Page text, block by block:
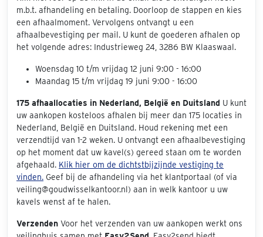
m.b.t. afhandeling en betaling. Doorloop de stappen en kies
een afhaalmoment. Vervolgens ontvangt u een
afhaalbevestiging per mail. U kunt de goederen afhalen op
het volgende adres: Industrieweg 24, 3286 BW Klaaswaal.
Woensdag 10 t/m vrijdag 12 juni 9:00 - 16:00
Maandag 15 t/m vrijdag 19 juni 9:00 - 16:00
175 afhaallocaties in Nederland, België en Duitsland U kunt
uw aankopen kosteloos afhalen bij meer dan 175 locaties in
Nederland, België en Duitsland. Houd rekening met een
verzendtijd van 1-2 weken. U ontvangt een afhaalbevestiging
op het moment dat uw kavel(s) gereed staan om te worden
afgehaald. Klik hier om de dichtstbijzijnde vestiging te
vinden. Geef bij de afhandeling via het klantportaal (of via
veiling@goudwisselkantoor.nl) aan in welk kantoor u uw
kavels wenst af te halen.
Verzenden Voor het verzenden van uw aankopen werkt ons